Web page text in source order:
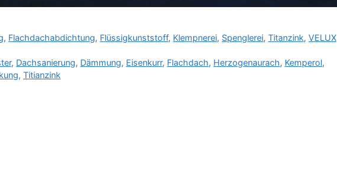
, Flachdachabdichtung, Flüssigkunststoff, Klempnerei, Spenglerei,Titanzink,VELUX
, Dachsanierung, Dämmung, Eisenkurr, Flachdach, Herzogenaurach, Kemperol,
, Titianzink